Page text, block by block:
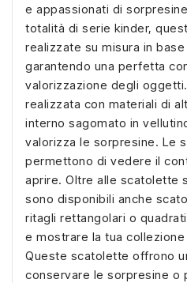
e appassionati di
totalità di serie kinder,
realizzate su misura in
garantendo una perfetta
valorizzazione degli
realizzata con materiali di
interno sagomato in
valorizza le sorpresine. Le
permettono di vedere il
aprire. Oltre alle scatolette
sono disponibili anche
ritagli rettangolari o
e mostrare la tua
Queste scatolette offrono
conservare le sorpresine o